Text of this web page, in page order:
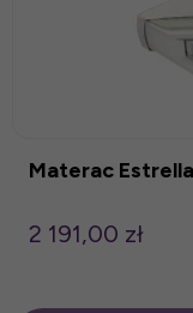
Materac
2 191,00 zł